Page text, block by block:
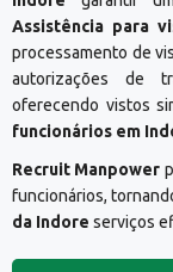
Assistência para
processamento de
autorizações de
oferecendo vistos
funcionários em
Recruit Manpower
funcionários,
da Indore serviços